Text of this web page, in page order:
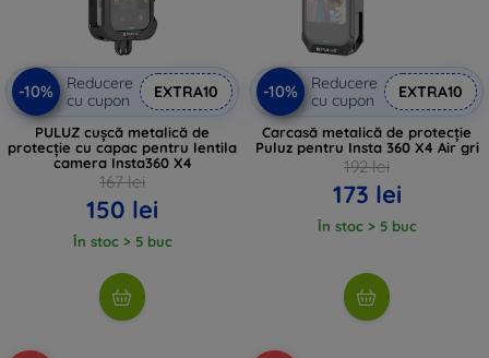
-10%
Reducere
cu cupon
EXTRA10
PULUZ cușcă metalică de
protecție cu capac pentru lentila
camera Insta360 X4
167 lei
150 lei
În stoc > 5 buc
-10%
Reducere
cu cupon
EXTRA10
Carcasă metalică de protecție
Puluz pentru Insta 360 X4 Air gri
192 lei
173 lei
În stoc > 5 buc